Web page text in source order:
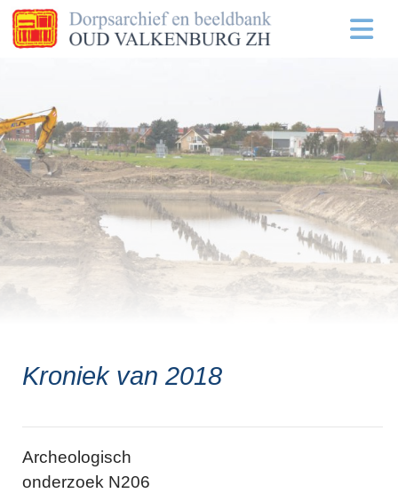
Kroniek van 2018
Archeologisch
onderzoek N206